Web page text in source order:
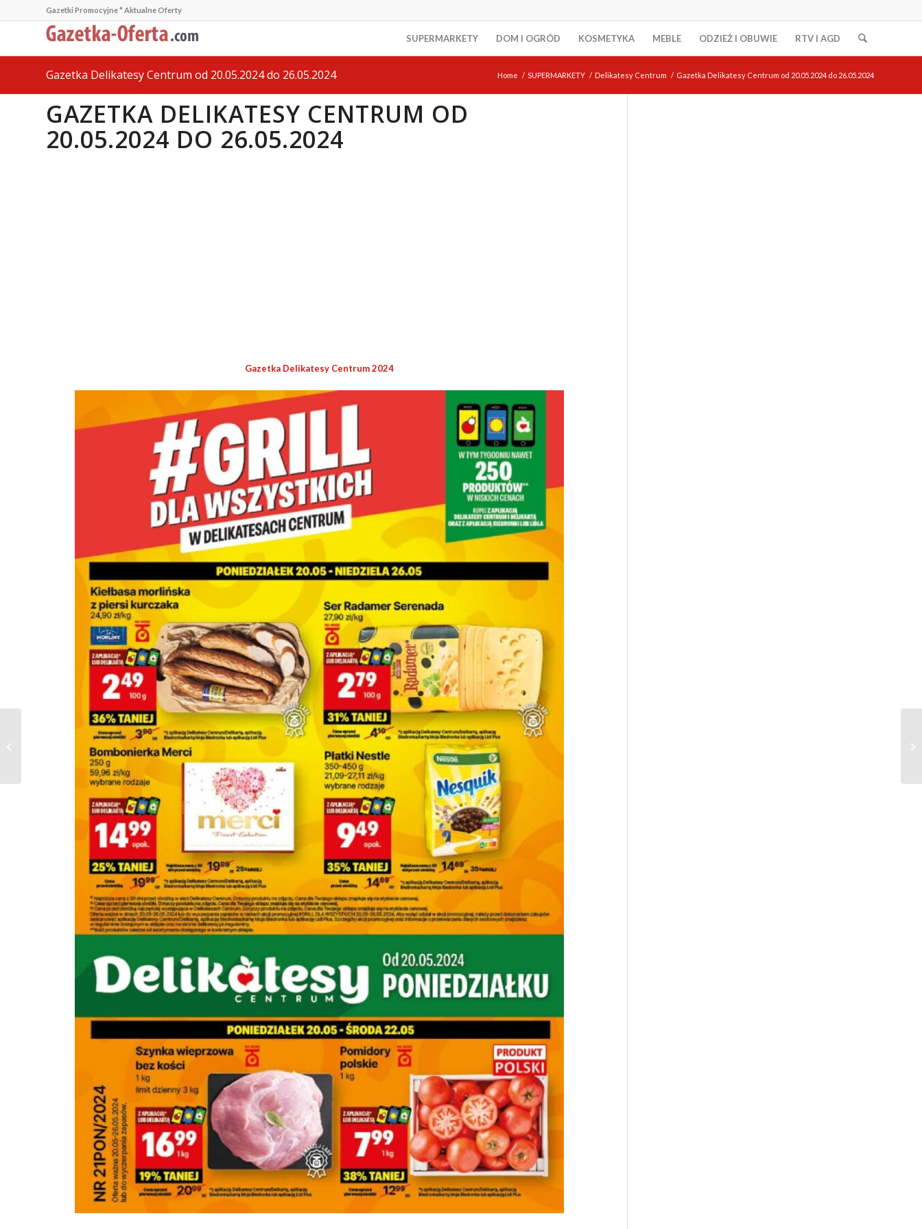
Gazetki Promocyjne * Aktualne Oferty
SUPERMARKETY DOM I OGRÓD KOSMETYKA MEBLE ODZIEŻ I OBUWIE RTV I AGD
Gazetka Delikatesy Centrum od 20.05.2024 do 26.05.2024 Home / SUPERMARKETY / Delikatesy Centrum / Gazetka Delikatesy Centrum od 20.05.2024 do 26.05.2024
GAZETKA DELIKATESY CENTRUM OD
20.05.2024 DO 26.05.2024
Gazetka Delikatesy Centrum 2024
Gazetka Delikatesy